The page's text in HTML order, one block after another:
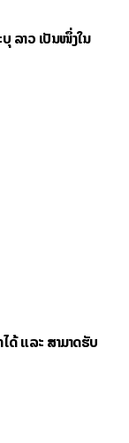
ລາວ ເປັນໜຶ່ງໃນ
ດ້ ແລະ ສາມາດຮັບ